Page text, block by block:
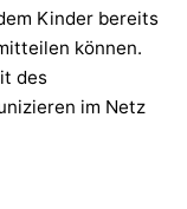
Kinder bereits
können.
des
im Netz